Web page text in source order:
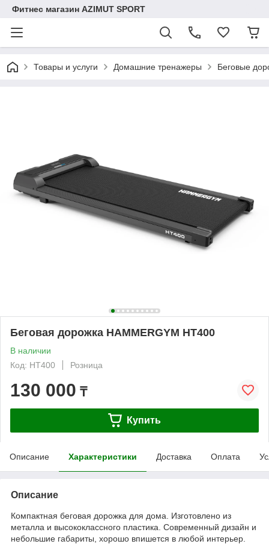
Фитнес магазин AZIMUT SPORT
Товары и услуги Домашние тренажеры Беговые
Беговая дорожка HAMMERGYM HT400
В наличии
Код: HT400
Розница
130 000 ₸
Купить
Описание Характеристики Доставка Оплата
Описание
Компактная беговая дорожка для дома. Изготовлено из
металла и высококлассного пластика. Современный дизайн и
небольшие габариты, хорошо впишется в любой интерьер.